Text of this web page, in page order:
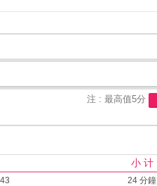
注 : 最高值5分
小 计
24 分鐘